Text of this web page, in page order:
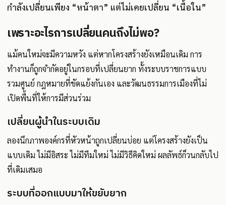
กำลังเปลี่ยนเพียง “หน้าตา” แต่ไม่เคยเปลี่ยน “เนื้อใน”
เพราะอะไรการเปลี่ยนคนถึงไม่พอ?
แม้คนใหม่จะมีความหวัง แต่หากโครงสร้างยังเหมือนเดิม การ
ทำงานก็ถูกจำกัดอยู่ในกรอบที่เปลี่ยนยาก ทั้งระบบราชการแบบ
รวมศูนย์ กฎหมายที่ขัดแย้งกันเอง และวัฒนธรรมการเมืองที่ไม่
เปิดพื้นที่ให้การมีส่วนร่วม
เปลี่ยนผู้นำในระบบเดิม
ลองนึกภาพองค์กรที่หัวหน้าถูกเปลี่ยนบ่อย แต่โครงสร้างยังเป็น
แบบเดิม ไม่มีอิสระ ไม่มีทีมใหม่ ไม่มีวิธีคิดใหม่ ผลลัพธ์ก็วนกลับไป
ที่เดิมเสมอ
ระบบที่ออกแบบมาให้ขยับยาก